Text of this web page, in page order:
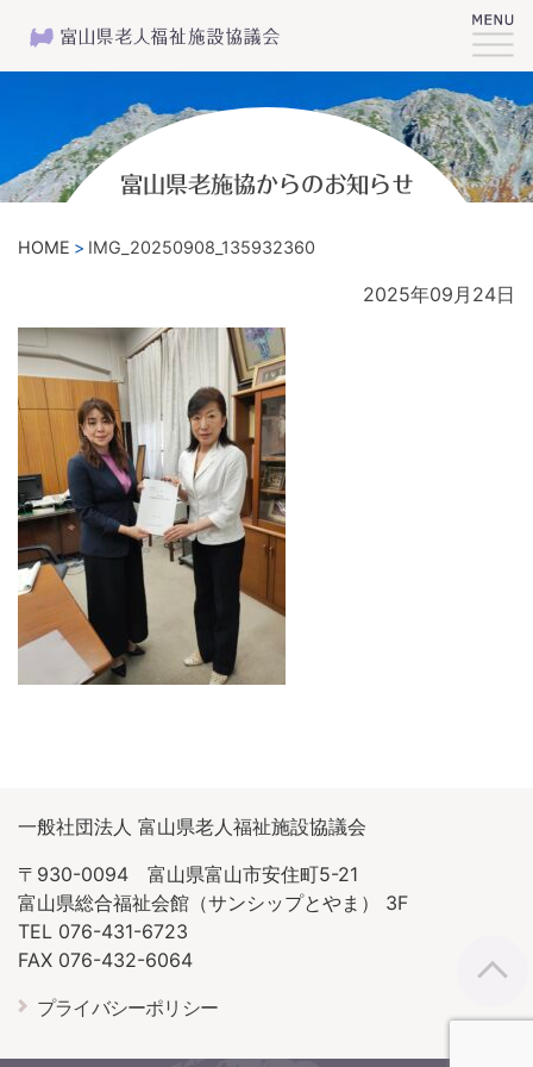
富山県老施協からのお知らせ
HOME IMG_20250908_135932360
2025年09月24日
一般社団法人 富山県老人福祉施設協議会
〒930-0094 富山県富山市安住町5-21
富山県総合福祉会館（サンシップとやま） 3F
TEL 076-431-6723
FAX 076-432-6064
プライバシーポリシー